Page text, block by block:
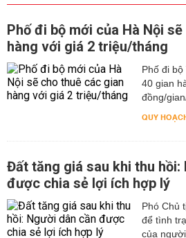
Phố đi bộ mới của Hà Nội
hàng với giá 2 triệu/tháng
Phố đi
40 gian
đồng/
QUY
Đất tăng giá sau khi thu hồi:
được chia sẻ lợi ích hợp lý
Phó Chủ
để tình
của